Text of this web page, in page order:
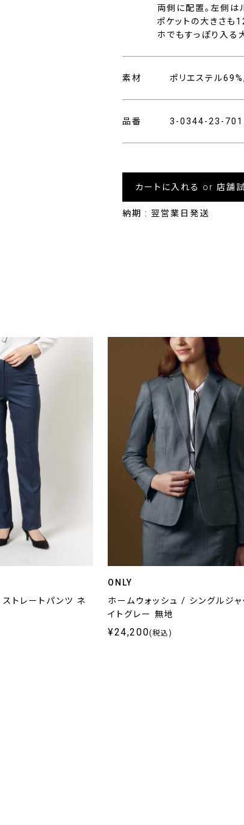
両側に配置。左側は
ポケットの大きさも
ホでもすっぽり入る
素材 ポリエステル
品番 3-0344-23-
カートに入れる or 店舗
納期 : 翌営業日発送
トレートパンツ ネ
ONLY
ホームウォッシュ / シングルジャ
イトグレー 無地
¥24,200(税込)